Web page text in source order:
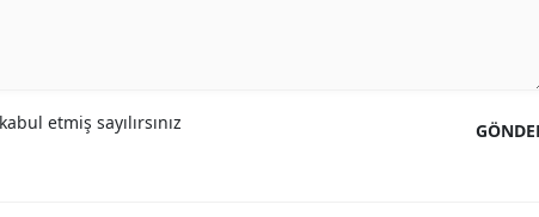
etmiş sayılırsınız